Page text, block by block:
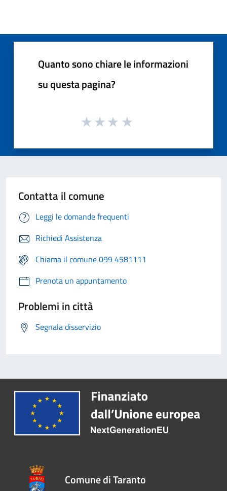
Quanto sono chiare le informazioni
su questa pagina?
Contatta il comune
Leggi le domande frequenti
Richiedi Assistenza
Chiama il comune 099 4581111
Prenota un appuntamento
Problemi in città
Segnala disservizio
Comune di Taranto